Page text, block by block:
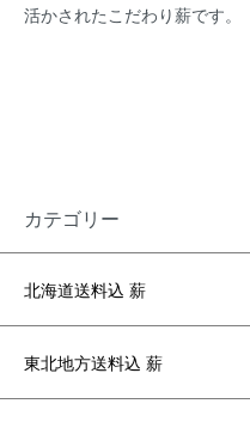
活かされたこだわり薪です。
カテゴリー
北海道送料込 薪
東北地方送料込 薪